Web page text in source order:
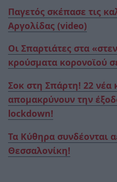
Παγετός σκέπασε τις
Αργολίδας (video)
Οι Σπαρτιάτες στα
κρούσματα κορονοϊού
Σοκ στη Σπάρτη! 22 νέα
απομακρύνουν την
lockdown!
Τα Κύθηρα συνδέονται
Θεσσαλονίκη!